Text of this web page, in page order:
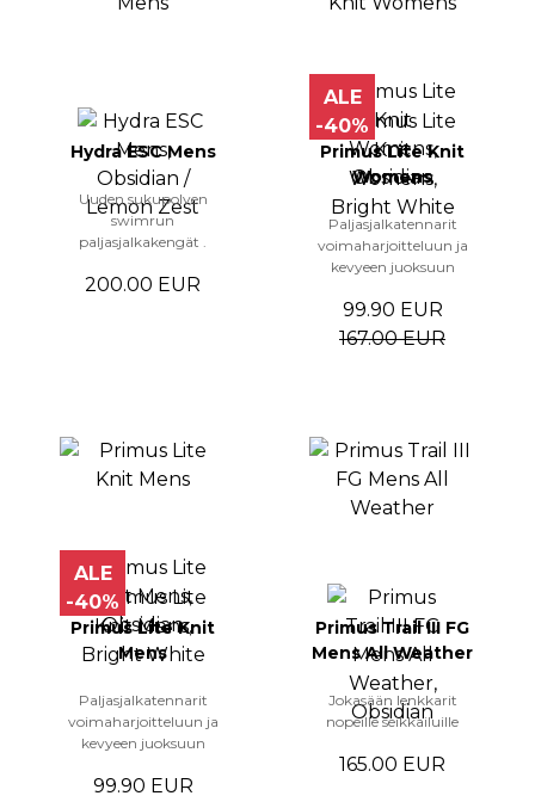
Hydra ESC Mens
Uuden sukupolven
swimrun
paljasjalkakengät .
200.00 EUR
ALE
-40%
Primus Lite Knit
Womens
Paljasjalkatennarit
voimaharjoitteluun ja
kevyeen juoksuun
99.90 EUR
167.00 EUR
ALE
-40%
Primus Lite Knit
Mens
Paljasjalkatennarit
voimaharjoitteluun ja
kevyeen juoksuun
99.90 EUR
Primus Trail III FG
Mens All Weather
Jokasään lenkkarit
nopeille seikkailuille
165.00 EUR